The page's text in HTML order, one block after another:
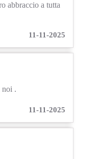
abbraccio a tutta
11-11-2025
noi .
11-11-2025